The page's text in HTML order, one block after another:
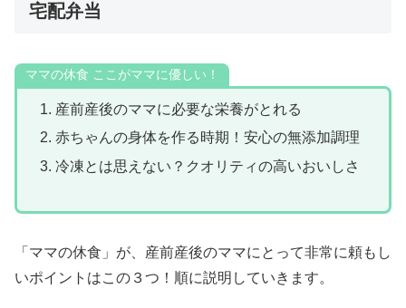
宅配弁当
ママの休食 ここがママに優しい！
産前産後のママに必要な栄養がとれる
赤ちゃんの身体を作る時期！安心の無添加調理
冷凍とは思えない？クオリティの高いおいしさ
「ママの休食」が、産前産後のママにとって非常に頼もし
いポイントはこの３つ！順に説明していきます。